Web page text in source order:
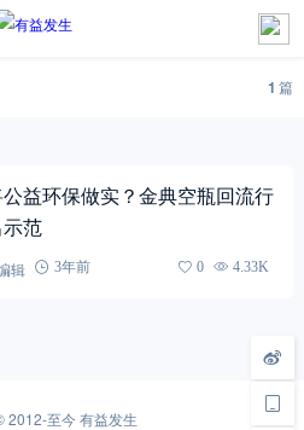
1 篇
益环保做实？金典空瓶回流行
范
辑 3年前 0 4.33K
2012-至今有益发生